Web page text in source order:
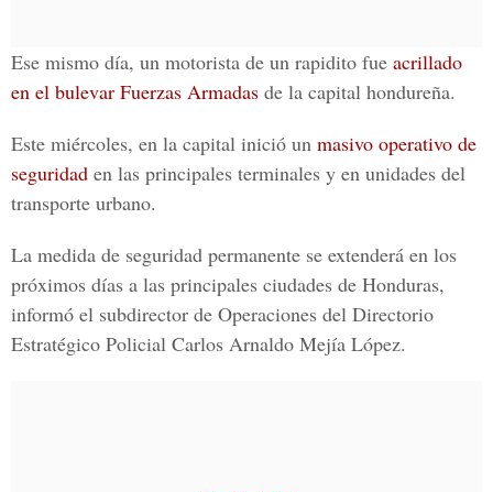
Ese mismo día, un motorista de un rapidito fue acrillado
en el bulevar Fuerzas Armadas de la capital hondureña.
Este miércoles, en la capital inició un masivo operativo de
seguridad en las principales terminales y en unidades del
transporte urbano.
La medida de seguridad permanente se extenderá en los
próximos días a las principales ciudades de Honduras,
informó el subdirector de Operaciones del Directorio
Estratégico Policial Carlos Arnaldo Mejía López.